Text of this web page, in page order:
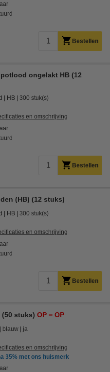
Bestellen
ongelakt HB (12
HB 300 stuk(s)
en omschrijving
Bestellen
(HB) (12 stuks)
HB 300 stuk(s)
en omschrijving
Bestellen
stuks) OP = OP
blauw ja
en omschrijving
35% met ons huismerk